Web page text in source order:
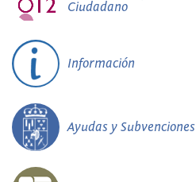
Ciudadano
Información
Ayudas y Subvenciones